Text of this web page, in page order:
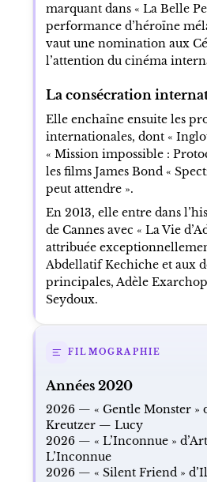
marquant dans « La Belle
performance d’héroïne
vaut une nomination aux
l’attention du cinéma
La consécration
Elle enchaîne ensuite les
internationales, dont «
« Mission impossible :
les films James Bond «
peut attendre ».
En 2013, elle entre dans
de Cannes avec « La Vie
attribuée
Abdellatif Kechiche et aux
principales, Adèle
Seydoux.
FILMOGRAPHIE
Années 2020
2026 — « Gentle Monster »
Kreutzer — Lucy
2026 — « L’Inconnue »
L’Inconnue
2026 — « Silent Friend »